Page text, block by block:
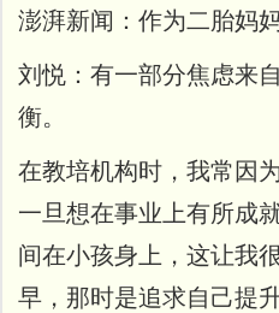
澎湃新闻： 作为二胎妈
刘悦： 有一部分焦虑来
衡。
在教培机构时，我常因
一旦想在事业上有所成
间在小孩身上，这让我很
早，那时是追求自己提